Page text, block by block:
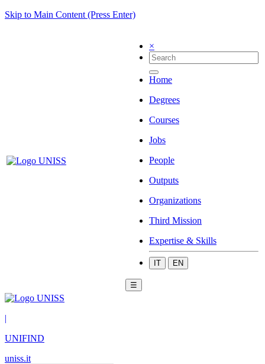
Skip to Main Content (Press Enter)
×
Home
Degrees
Courses
Jobs
People
Outputs
Organizations
Third Mission
Expertise & Skills
IT EN
☰
|
UNIFIND
uniss.it